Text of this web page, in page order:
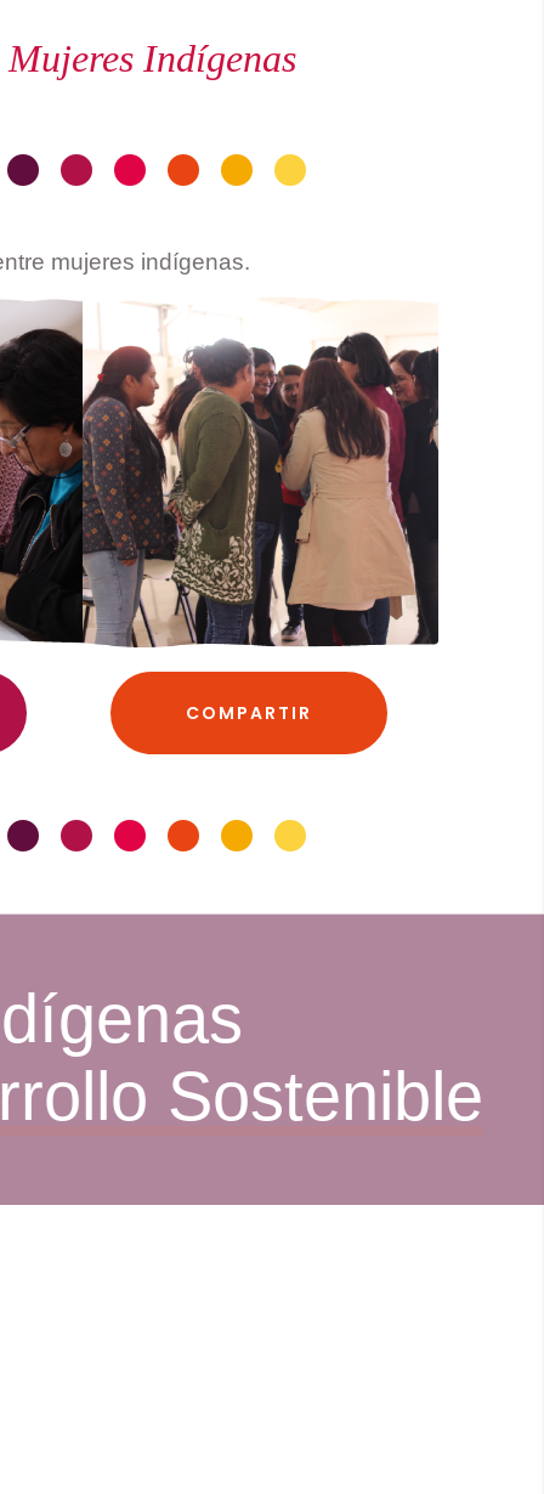
Mujeres Indígenas
••••••
mujeres indígenas.
COMPARTIR
••••••
Sostenible